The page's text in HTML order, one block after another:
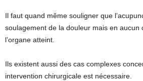
Il faut quand même souligner que
soulagement de la douleur mais en aucun
l’organe atteint.
Ils existent aussi des cas complexes
intervention chirurgicale est nécessaire.